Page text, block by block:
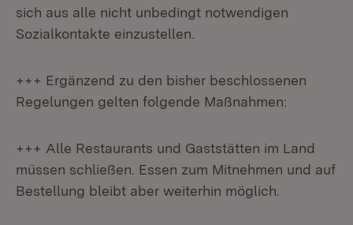
sich aus alle nicht unbedingt notwendigen
Sozialkontakte einzustellen.
+++ Ergänzend zu den bisher beschlossenen
Regelungen gelten folgende Maßnahmen:
+++ Alle Restaurants und Gaststätten im Land
müssen schließen. Essen zum Mitnehmen und auf
Bestellung bleibt aber weiterhin möglich.